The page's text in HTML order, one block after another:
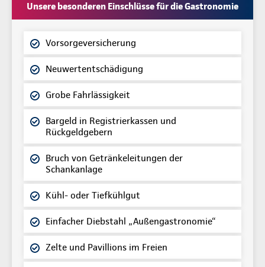
Unsere besonderen Einschlüsse für die Gastronomie
Vorsorgeversicherung
Neuwertentschädigung
Grobe Fahrlässigkeit
Bargeld in Registrierkassen und
Rückgeldgebern
Bruch von Getränkeleitungen der
Schankanlage
Kühl- oder Tiefkühlgut
Einfacher Diebstahl „Außengastronomie“
Zelte und Pavillions im Freien